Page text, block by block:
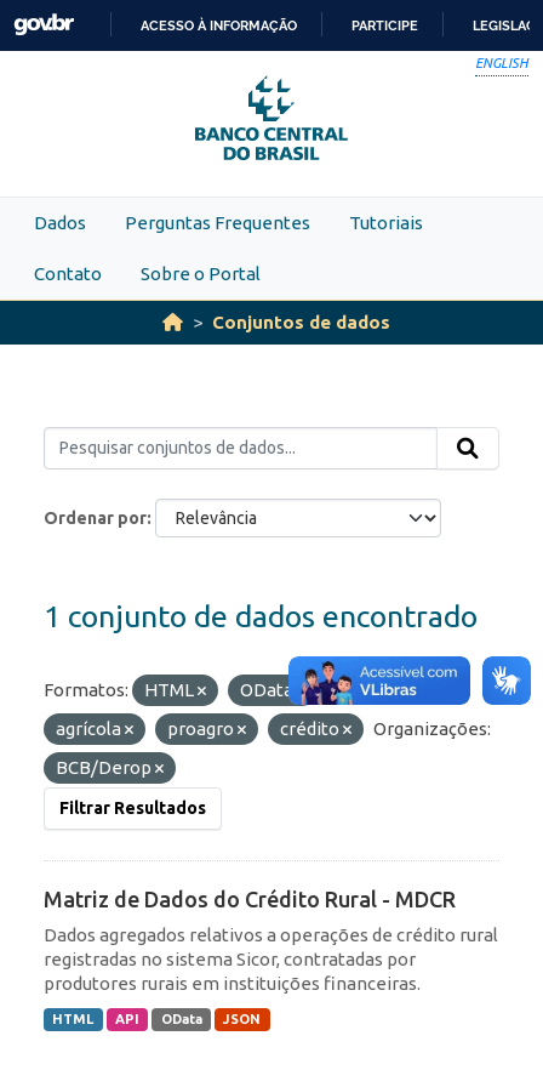
Skip to main content
PARA
O
CONTEÚDO
ACESSO À INFORMAÇÃO PARTICIPE
ENGLISH
Dados Perguntas Frequentes Tutoriais
Contato Sobre o Portal
Conjuntos de dados
Ordenar por
1 conjunto de dados encontrado
Formatos: HTML OData
Etiquetas:
agrícola
proagro crédito
Organizações:
BCB/Derop
Filtrar Resultados
Matriz de Dados do Crédito Rural - MDCR
Dados agregados relativos a operações de crédito rural
registradas no sistema Sicor, contratadas por
produtores rurais em instituições financeiras.
HTML API OData JSON